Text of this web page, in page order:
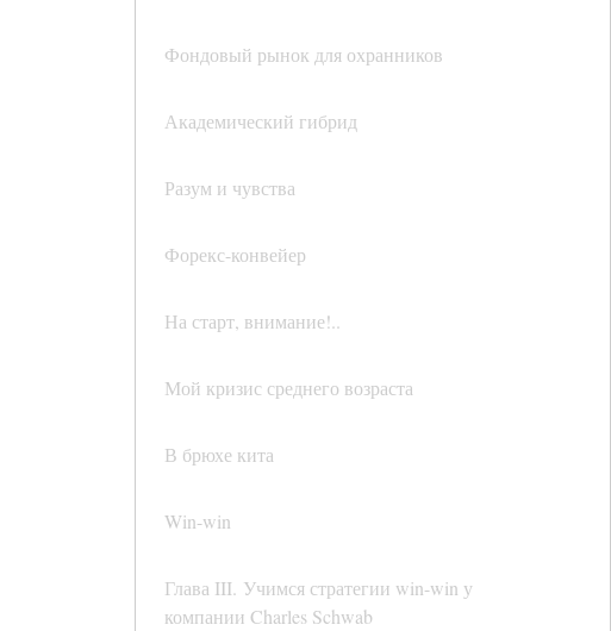
Фондовый рынок для охранников
Академический гибрид
Разум и чувства
Форекс-конвейер
На старт, внимание!..
Мой кризис среднего возраста
В брюхе кита
Win-win
Глава III. Учимся стратегии win-win у
компании Charles Schwab